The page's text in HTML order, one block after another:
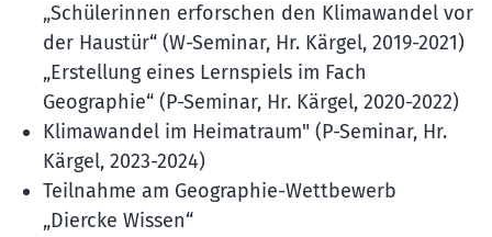
„Schülerinnen erforschen den Klimawandel vor
der Haustür“ (W-Seminar, Hr. Kärgel, 2019-2021)
„Erstellung eines Lernspiels im Fach
Geographie“ (P-Seminar, Hr. Kärgel, 2020-2022)
Klimawandel im Heimatraum" (P-Seminar, Hr.
Kärgel, 2023-2024)
Teilnahme am Geographie-Wettbewerb
„Diercke Wissen“